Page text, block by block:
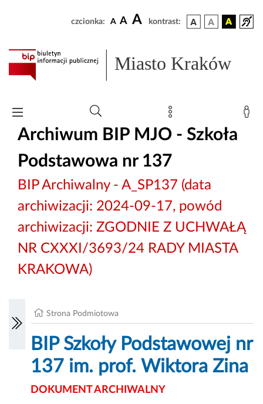
czcionka: A A A kontrast:
Miasto Kraków
Archiwum BIP MJO - Szkoła
Podstawowa nr 137
BIP Archiwalny - A_SP137 (data
archiwizacji: 2024-09-17, powód
archiwizacji: ZGODNIE Z UCHWAŁĄ
NR CXXXI/3693/24 RADY MIASTA
KRAKOWA)
Strona Podmiotowa
BIP Szkoły Podstawowej nr
137 im. prof. Wiktora Zina
DOKUMENT ARCHIWALNY